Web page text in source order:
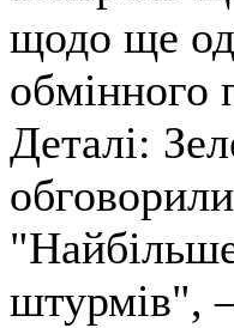
щодо ще
обмінного
Деталі:
штурмів",